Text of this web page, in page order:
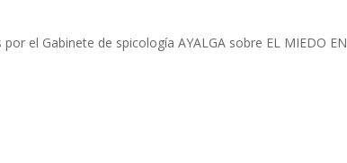
el Gabinete de spicología AYALGA sobre EL MIEDO EN